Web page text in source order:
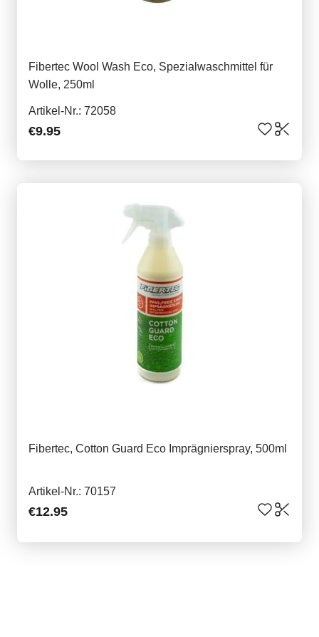
Fibertec Wool Wash Eco, Spezialwaschmittel für
Wolle, 250ml
Artikel-Nr.: 72058
€9.95
Fibertec, Cotton Guard Eco Imprägnierspray, 500ml
Artikel-Nr.: 70157
€12.95